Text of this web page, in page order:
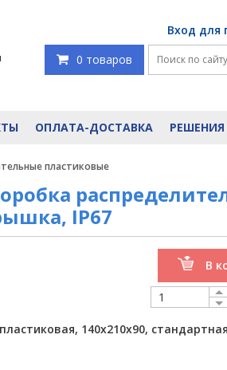
Вход для
0 товаров
ОПЛАТА-ДОСТАВКА РЕШЕНИЯ
пластиковые
IP67
В
140x210x90, стандартная